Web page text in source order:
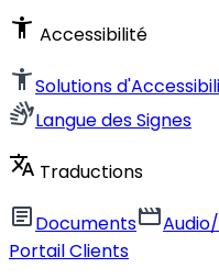
accessibility_new Accessibilité
accessibility_newSolutions
sign_languageLangue des Signes
translate Traductions
articleDocumentsmovie
Portail Clients